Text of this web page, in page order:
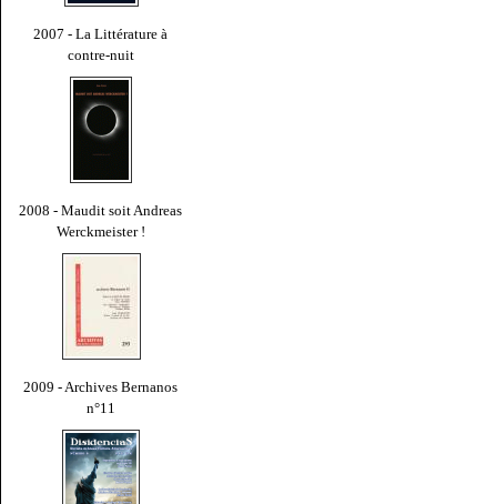
2007 - La Littérature à
contre-nuit
2008 - Maudit soit Andreas
Werckmeister !
2009 - Archives Bernanos
n°11